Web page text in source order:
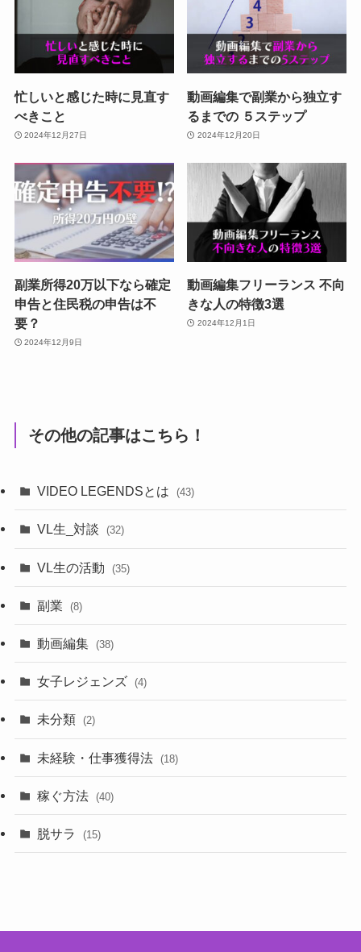
忙しいと感じた時に見直す
べきこと
2024年12月27日
動画編集で副業から独立す
るまでの ５ステップ
2024年12月20日
副業所得20万以下なら確定
申告と住民税の申告は不
要？
2024年12月9日
動画編集フリーランス 不向
きな人の特徴3選
2024年12月1日
その他の記事はこちら！
VIDEO LEGENDSとは (43)
VL生_対談 (32)
VL生の活動 (35)
副業 (8)
動画編集 (38)
女子レジェンズ (4)
未分類 (2)
未経験・仕事獲得法 (18)
稼ぐ方法 (40)
脱サラ (15)